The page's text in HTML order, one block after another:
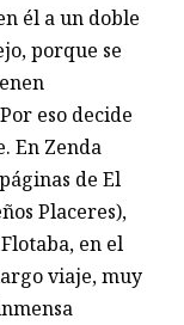
él a un doble
porque se
eso decide
En Zenda
de El
Placeres),
en el
viaje, muy